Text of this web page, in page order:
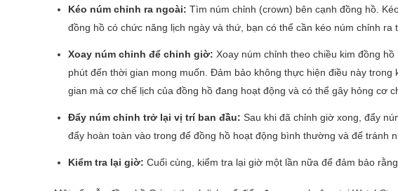
Kéo núm chỉnh ra ngoài: Tìm núm chỉnh (crown) bên cạnh đồng hồ.
đồng hồ có chức năng lịch ngày và thứ, bạn có thể cần kéo núm chỉnh ra
Xoay núm chỉnh để chỉnh giờ: Xoay núm chỉnh theo chiều kim đồng
phút đến thời gian mong muốn. Đảm bảo không thực hiện điều này
gian mà cơ chế lịch của đồng hồ đang hoạt động và có thể gây hỏng cơ
Đẩy núm chỉnh trở lại vị trí ban đầu: Sau khi đã chỉnh giờ xong, đẩy
đẩy hoàn toàn vào trong để đồng hồ hoạt động bình thường và để tránh
Kiểm tra lại giờ: Cuối cùng, kiểm tra lại giờ một lần nữa để đảm bảo